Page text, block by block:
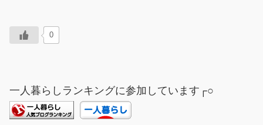
0
一人暮らしランキングに参加しています┌○